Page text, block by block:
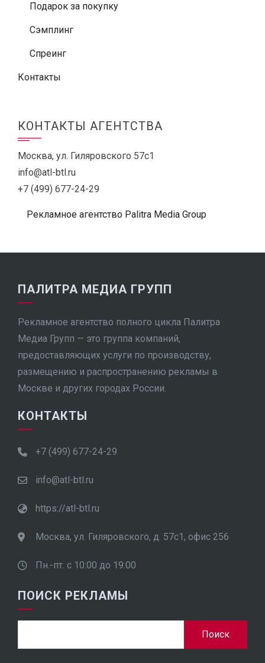
Подарок за покупку
Сэмплинг
Спреинг
Контакты
КОНТАКТЫ АГЕНТСТВА
Москва, ул. Гиляровского 57с1
info@atl-btl.ru
+7 (499) 677-24-29
Рекламное агентство Palitra Media Group
ПАЛИТРА МЕДИА ГРУПП
Рекламное агентство полного цикла Палитра
Медиа Групп — это группа компаний,
предоставляющих услуги по производству,
размещению и распространению рекламы в
Москве и других городах России.
КОНТАКТЫ
+7 (499) 677-24-29
info@atl-btl.ru
https://atl-btl.ru
Москва, ул. Гиляровского, д. 57с1, офис 256
Пн.-пт. с 10:00 до 19:00
ПОИСК РЕКЛАМЫ